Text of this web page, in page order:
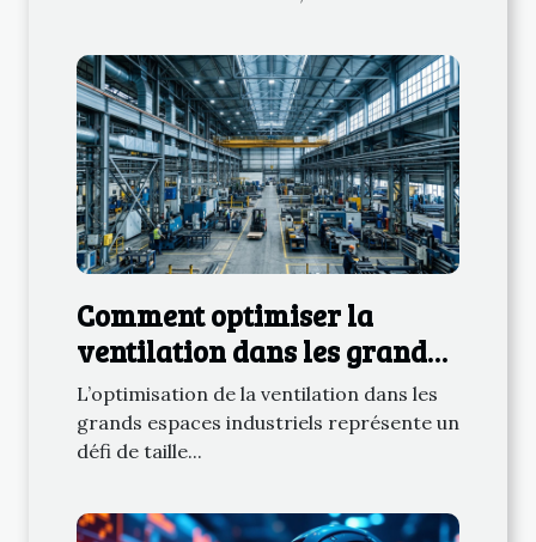
Comment optimiser la
ventilation dans les grands
espaces industriels ?
L’optimisation de la ventilation dans les
grands espaces industriels représente un
défi de taille...